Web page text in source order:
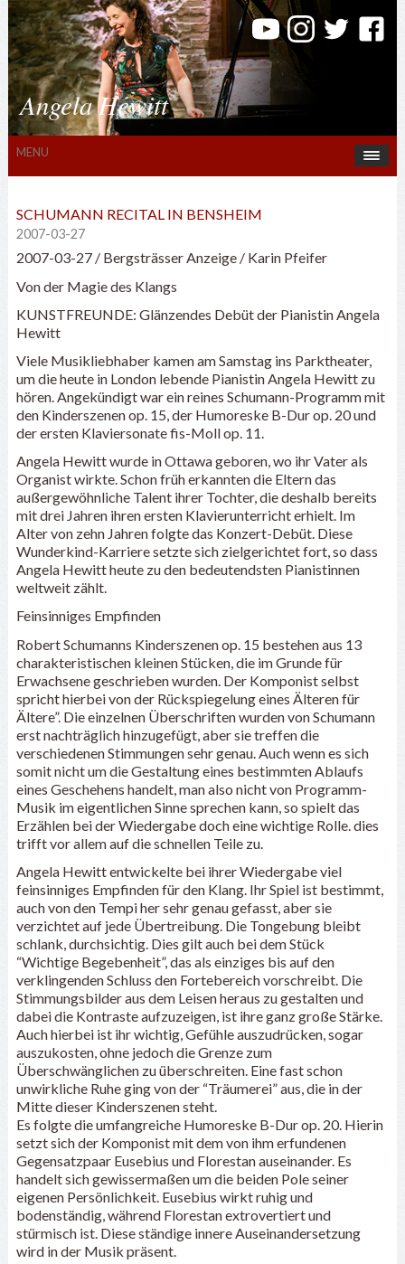
Angela Hewitt
MENU
SCHUMANN RECITAL IN BENSHEIM
2007-03-27
2007-03-27 / Bergsträsser Anzeige / Karin Pfeifer
Von der Magie des Klangs
KUNSTFREUNDE: Glänzendes Debüt der Pianistin Angela
Hewitt
Viele Musikliebhaber kamen am Samstag ins Parktheater,
um die heute in London lebende Pianistin Angela Hewitt zu
hören. Angekündigt war ein reines Schumann-Programm mit
den Kinderszenen op. 15, der Humoreske B-Dur op. 20 und
der ersten Klaviersonate fis-Moll op. 11.
Angela Hewitt wurde in Ottawa geboren, wo ihr Vater als
Organist wirkte. Schon früh erkannten die Eltern das
außergewöhnliche Talent ihrer Tochter, die deshalb bereits
mit drei Jahren ihren ersten Klavierunterricht erhielt. Im
Alter von zehn Jahren folgte das Konzert-Debüt. Diese
Wunderkind-Karriere setzte sich zielgerichtet fort, so dass
Angela Hewitt heute zu den bedeutendsten Pianistinnen
weltweit zählt.
Feinsinniges Empfinden
Robert Schumanns Kinderszenen op. 15 bestehen aus 13
charakteristischen kleinen Stücken, die im Grunde für
Erwachsene geschrieben wurden. Der Komponist selbst
spricht hierbei von der Rückspiegelung eines Älteren für
Ältere”. Die einzelnen Überschriften wurden von Schumann
erst nachträglich hinzugefügt, aber sie treffen die
verschiedenen Stimmungen sehr genau. Auch wenn es sich
somit nicht um die Gestaltung eines bestimmten Ablaufs
eines Geschehens handelt, man also nicht von Programm-
Musik im eigentlichen Sinne sprechen kann, so spielt das
Erzählen bei der Wiedergabe doch eine wichtige Rolle. dies
trifft vor allem auf die schnellen Teile zu.
Angela Hewitt entwickelte bei ihrer Wiedergabe viel
feinsinniges Empfinden für den Klang. Ihr Spiel ist bestimmt,
auch von den Tempi her sehr genau gefasst, aber sie
verzichtet auf jede Übertreibung. Die Tongebung bleibt
schlank, durchsichtig. Dies gilt auch bei dem Stück
“Wichtige Begebenheit”, das als einziges bis auf den
verklingenden Schluss den Fortebereich vorschreibt. Die
Stimmungsbilder aus dem Leisen heraus zu gestalten und
dabei die Kontraste aufzuzeigen, ist ihre ganz große Stärke.
Auch hierbei ist ihr wichtig, Gefühle auszudrücken, sogar
auszukosten, ohne jedoch die Grenze zum
Überschwänglichen zu überschreiten. Eine fast schon
unwirkliche Ruhe ging von der “Träumerei” aus, die in der
Mitte dieser Kinderszenen steht.
Es folgte die umfangreiche Humoreske B-Dur op. 20. Hierin
setzt sich der Komponist mit dem von ihm erfundenen
Gegensatzpaar Eusebius und Florestan auseinander. Es
handelt sich gewissermaßen um die beiden Pole seiner
eigenen Persönlichkeit. Eusebius wirkt ruhig und
bodenständig, während Florestan extrovertiert und
stürmisch ist. Diese ständige innere Auseinandersetzung
wird in der Musik präsent.